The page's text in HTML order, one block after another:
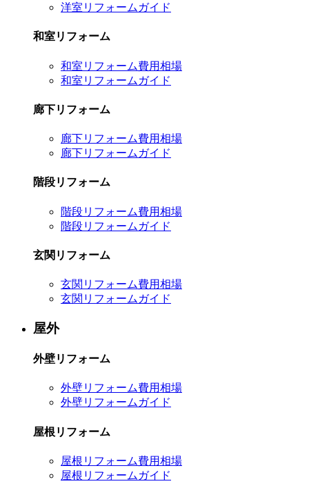
洋室リフォームガイド
和室リフォーム
和室リフォーム費用相場
和室リフォームガイド
廊下リフォーム
廊下リフォーム費用相場
廊下リフォームガイド
階段リフォーム
階段リフォーム費用相場
階段リフォームガイド
玄関リフォーム
玄関リフォーム費用相場
玄関リフォームガイド
屋外
外壁リフォーム
外壁リフォーム費用相場
外壁リフォームガイド
屋根リフォーム
屋根リフォーム費用相場
屋根リフォームガイド